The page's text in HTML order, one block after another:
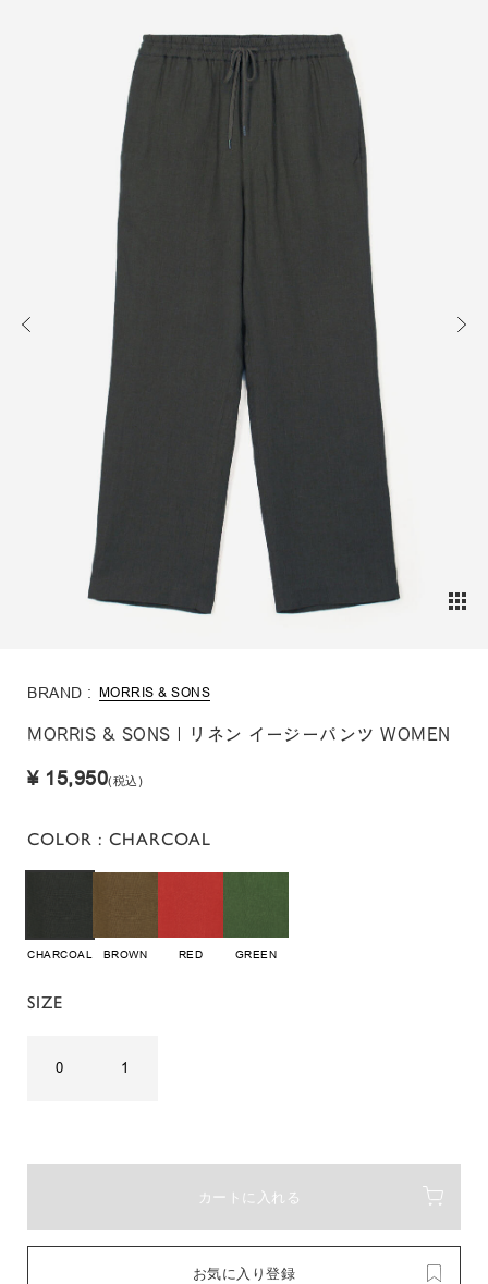
READ
買う
BRAND : MORRIS & SONS
MORRIS & SONS | リネン イージーパンツ WOMEN
¥ 15,950(税込)
COLOR : CHARCOAL
CHARCOAL BROWN RED GREEN
SIZE
0 1
カートに入れる
お気に入り登録